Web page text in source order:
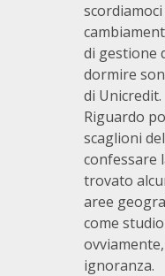
di gestione
dormire
di Unicredit.
Riguardo
scaglioni
confessare
trovato
aree
come
ignoranza.